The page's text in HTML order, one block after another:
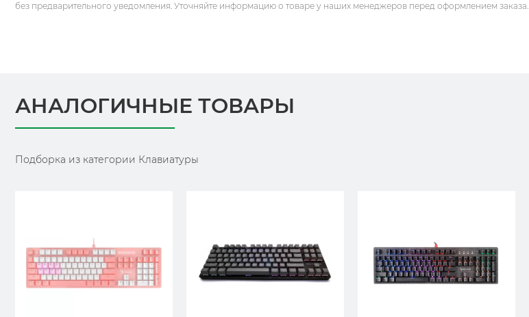
без предварительного уведомления. Уточняйте информацию о товаре у наших менеджеров перед оформлением заказа.
АНАЛОГИЧНЫЕ ТОВАРЫ
Подборка из категории Клавиатуры